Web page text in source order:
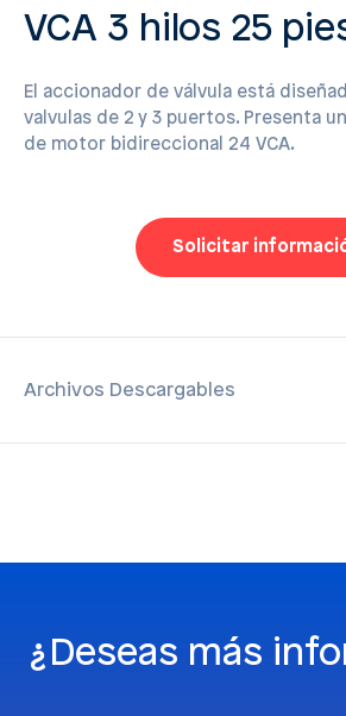
VCA 3 hilos 25
El accionador de válvula está
valvulas de 2 y 3 puertos. Presenta
de motor bidireccional 24 VCA.
Solicitar
Archivos Descargables
¿Deseas más